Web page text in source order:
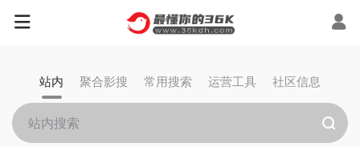
站内 聚合影搜 常用搜索 运营工具 社区信息